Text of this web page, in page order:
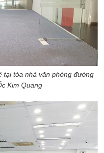
tại tòa nhà văn phòng đường
Kim Quang